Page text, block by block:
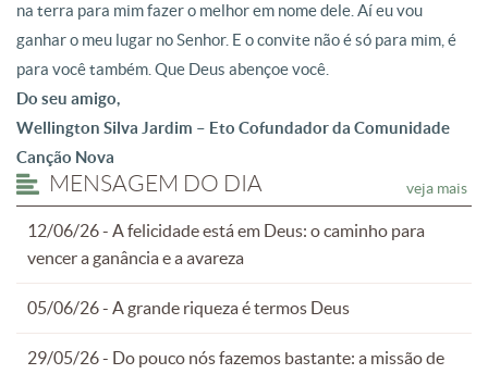
na terra para mim fazer o melhor em nome dele. Aí eu vou
ganhar o meu lugar no Senhor. E o convite não é só para mim, é
para você também . Que Deus abençoe você
Do seu amigo,
Wellington Silva Jardim – Eto Cofundador da Comunidade
Canção Nova
MENSAGEM DO DIA
12/06/26 - A felicidade está em Deus: o caminho para
vencer a ganância e a avareza
05/06/26 - A grande riqueza é termos Deus
29/05/26 - Do pouco nós fazemos bastante: a missão de
veja mais